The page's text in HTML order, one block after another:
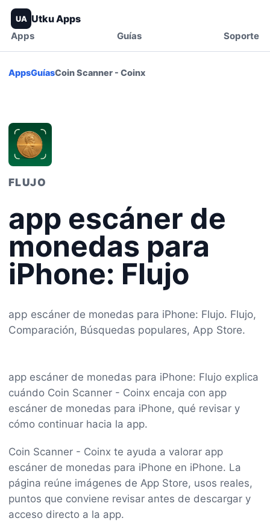
UA Utku Apps
Apps Guías Soporte
AppsGuíasCoin Scanner - Coinx
FLUJO
app escáner de
monedas para
iPhone: Flujo
app escáner de monedas para iPhone: Flujo. Flujo,
Comparación, Búsquedas populares, App Store.
app escáner de monedas para iPhone: Flujo explica
cuándo Coin Scanner - Coinx encaja con app
escáner de monedas para iPhone, qué revisar y
cómo continuar hacia la app.
Coin Scanner - Coinx te ayuda a valorar app
escáner de monedas para iPhone en iPhone. La
página reúne imágenes de App Store, usos reales,
puntos que conviene revisar antes de descargar y
acceso directo a la app.